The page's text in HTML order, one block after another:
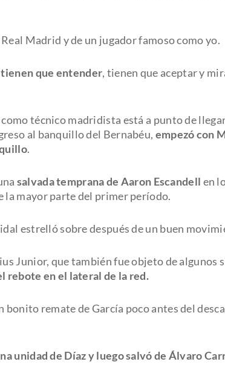
Madrid y de un jugador famoso como yo.
que entender, tienen que aceptar y
técnico madridista está a punto de
al banquillo del Bernabéu, empezó con
.
salvada temprana de Aaron Escandell en
mayor parte del primer período.
estrelló sobre después de un buen
Junior, que también fue objeto de algunos
rebote en el lateral de la red.
bonito remate de García poco antes del
unidad de Díaz y luego salvó de Álvaro